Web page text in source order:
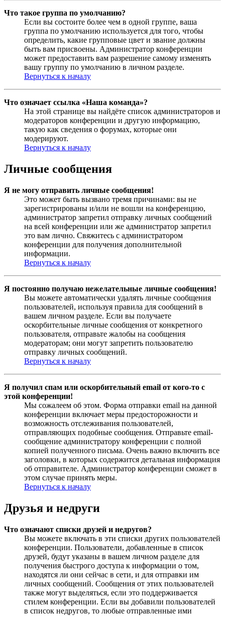
Что такое группа по умолчанию?
Если вы состоите более чем в одной группе, ваша
группа по умолчанию используется для того, чтобы
определить, какие групповые цвет и звание должны
быть вам присвоены. Администратор конференции
может предоставить вам разрешение самому изменять
вашу группу по умолчанию в личном разделе.
Вернуться к началу
Что означает ссылка «Наша команда»?
На этой странице вы найдёте список администраторов и
модераторов конференции и другую информацию,
такую как сведения о форумах, которые они
модерируют.
Вернуться к началу
Личные сообщения
Я не могу отправить личные сообщения!
Это может быть вызвано тремя причинами: вы не
зарегистрированы и/или не вошли на конференцию,
администратор запретил отправку личных сообщений
на всей конференции или же администратор запретил
это вам лично. Свяжитесь с администратором
конференции для получения дополнительной
информации.
Вернуться к началу
Я постоянно получаю нежелательные личные сообщения!
Вы можете автоматически удалять личные сообщения
пользователей, используя правила для сообщений в
вашем личном разделе. Если вы получаете
оскорбительные личные сообщения от конкретного
пользователя, отправьте жалобы на сообщения
модераторам; они могут запретить пользователю
отправку личных сообщений.
Вернуться к началу
Я получил спам или оскорбительный email от кого-то с
этой конференции!
Мы сожалеем об этом. Форма отправки email на данной
конференции включает меры предосторожности и
возможность отслеживания пользователей,
отправляющих подобные сообщения. Отправьте email-
сообщение администратору конференции с полной
копией полученного письма. Очень важно включить все
заголовки, в которых содержится детальная информация
об отправителе. Администратор конференции сможет в
этом случае принять меры.
Вернуться к началу
Друзья и недруги
Что означают списки друзей и недругов?
Вы можете включать в эти списки других пользователей
конференции. Пользователи, добавленные в список
друзей, будут указаны в вашем личном разделе для
получения быстрого доступа к информации о том,
находятся ли они сейчас в сети, и для отправки им
личных сообщений. Сообщения от этих пользователей
также могут выделяться, если это поддерживается
стилем конференции. Если вы добавили пользователей
в список недругов, то любые отправленные ими